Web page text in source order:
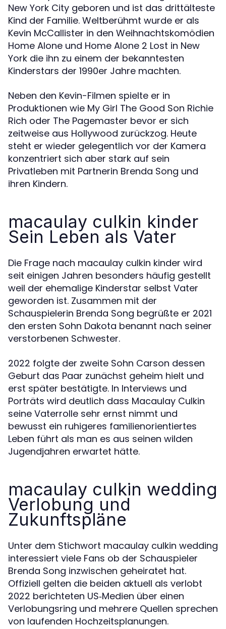
New York City geboren und ist das drittälteste
Kind der Familie. Weltberühmt wurde er als
Kevin McCallister in den Weihnachtskomödien
Home Alone und Home Alone 2 Lost in New
York die ihn zu einem der bekanntesten
Kinderstars der 1990er Jahre machten.
Neben den Kevin-Filmen spielte er in
Produktionen wie My Girl The Good Son Richie
Rich oder The Pagemaster bevor er sich
zeitweise aus Hollywood zurückzog. Heute
steht er wieder gelegentlich vor der Kamera
konzentriert sich aber stark auf sein
Privatleben mit Partnerin Brenda Song und
ihren Kindern.
macaulay culkin kinder
Sein Leben als Vater
Die Frage nach macaulay culkin kinder wird
seit einigen Jahren besonders häufig gestellt
weil der ehemalige Kinderstar selbst Vater
geworden ist. Zusammen mit der
Schauspielerin Brenda Song begrüßte er 2021
den ersten Sohn Dakota benannt nach seiner
verstorbenen Schwester.
2022 folgte der zweite Sohn Carson dessen
Geburt das Paar zunächst geheim hielt und
erst später bestätigte. In Interviews und
Porträts wird deutlich dass Macaulay Culkin
seine Vaterrolle sehr ernst nimmt und
bewusst ein ruhigeres familienorientiertes
Leben führt als man es aus seinen wilden
Jugendjahren erwartet hätte.
macaulay culkin wedding
Verlobung und
Zukunftspläne
Unter dem Stichwort macaulay culkin wedding
interessiert viele Fans ob der Schauspieler
Brenda Song inzwischen geheiratet hat.
Offiziell gelten die beiden aktuell als verlobt
2022 berichteten US‑Medien über einen
Verlobungsring und mehrere Quellen sprechen
von laufenden Hochzeitsplanungen.